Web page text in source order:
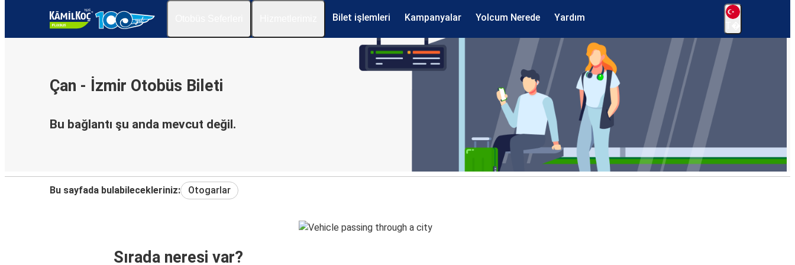
Bilet işlemleri Kampanyalar Yolcum Nerede Yardım
Çan - İzmir Otobüs Bileti
Bu bağlantı şu anda mevcut değil.
Bu sayfada bulabilecekleriniz: Otogarlar
Sırada neresi var?